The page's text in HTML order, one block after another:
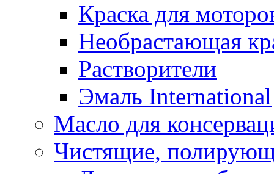
Краска для
Необрастающая
Растворители
Эмаль International
Масло для
Чистящие,